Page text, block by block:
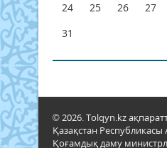
24
25 26 27
31
© 2026. Tolqyn.kz
Қазақстан
Қоғамдық даму